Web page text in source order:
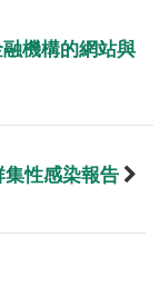
機構的網站與
性感染報告